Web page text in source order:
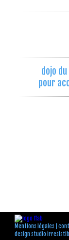
dojo
pour
Mentions légales
design studio